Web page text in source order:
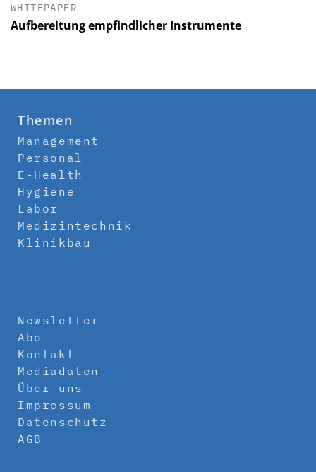
WHITEPAPER
Aufbereitung empfindlicher Instrumente
Themen
Management
Personal
E-Health
Hygiene
Labor
Medizintechnik
Klinikbau
Newsletter
Abo
Kontakt
Mediadaten
Über uns
Impressum
Datenschutz
AGB